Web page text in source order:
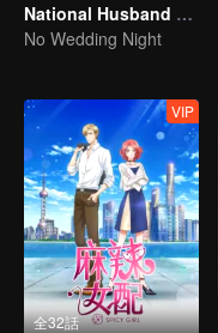
National Husband Bring Home SS1
No Wedding Night
全32話
VIP